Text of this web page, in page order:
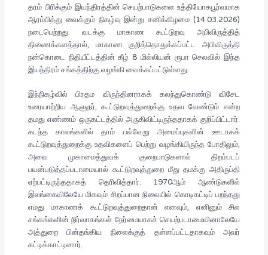
தரம் பிரிக்கும் இயந்திரத்தின் செயற்பாடுகளை உத்தியோகபூர்வமாக
ஆரம்பித்து வைக்கும் நிகழ்வு இன்று சனிக்கிழமை (14.03.2026)
நடைபெற்றது. வடக்கு மாகாண கூட்டுறவு அபிவிருத்தித்
திணைக்களத்தால், மாகாண குறித்தொதுக்கப்பட்ட அபிவிருத்தி
நன்கொடை நிதியீட்டத்தின் கீழ் 8 மில்லியன் ரூபா செலவில் இந்த
இயந்திரம் சங்கத்திற்கு வழங்கி வைக்கப்பட்டுள்ளது.
இந்நிகழ்வில் பிரதம விருந்தினராகக் கலந்துகொண்டு விசேட
உரையாற்றிய ஆளுநர், கூட்டுறவுத்துறைக்கு உதவ வேண்டும் என்ற
தமது எண்ணம் ஒருகட்டத்தில் அருகிவிட்டிருந்ததாகக் குறிப்பிட்டார்.
கடந்த காலங்களில் தாம் பல்வேறு அமைப்புகளின் ஊடாகக்
கூட்டுறவுத்துறைக்கு உதவிகளைப் பெற்று வழங்கியிருந்த போதிலும்,
அவை முகாமைத்துவக் குறைபாடுகளால் திறம்படப்
பயன்படுத்தப்படாமையால் கூட்டுறவுத்துறை மீது தமக்கு அதிருப்தி
ஏற்பட்டிருந்ததாகத் தெரிவித்தார். 1970ஆம் ஆண்டுகளில்
இலங்கையிலேயே மிகவும் சிறப்பான நிலையில் கொடிகட்டிப் பறந்தது
எமது மாகாணக் கூட்டுறவுத்துறைதான் எனவும், எனினும் சில
சங்கங்களின் நிர்வாகங்கள் நேர்மையாகச் செயற்படாமையினாலேயே
அத்துறை பின்தங்கிய நிலைக்குத் தள்ளப்பட்டதாகவும் அவர்
சுட்டிக்காட்டினார்.